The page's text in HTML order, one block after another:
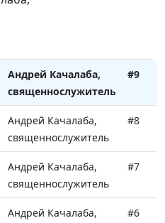
Андрей Качалаба,
священнослужитель
#9
Андрей Качалаба,
священнослужитель
#8
Андрей Качалаба,
священнослужитель
#7
Андрей Качалаба,
#6